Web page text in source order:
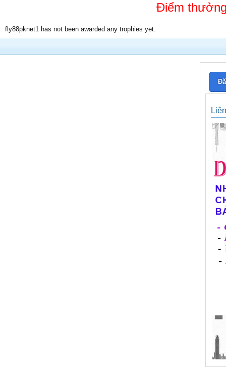
Điểm
fly88pknet1 has not been awarded any trophies yet.